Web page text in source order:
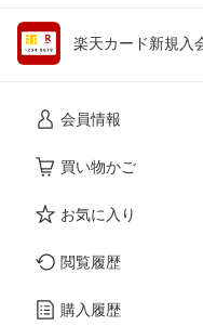
楽天カード新規入
会員情報
買い物かご
お気に入り
閲覧履歴
購入履歴